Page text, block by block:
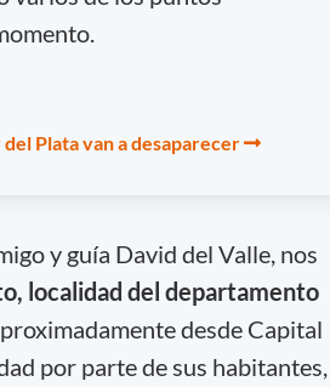
Plata van a desaparecer
y guía David del Valle, nos
localidad del departamento
desde Capital
por parte de sus habitantes,